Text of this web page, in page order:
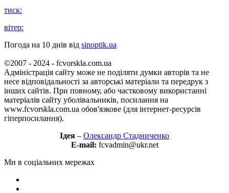
тиск:
вітер:
Погода на 10 днів від sinoptik.ua
©2007 - 2024 - fcvorskla.com.ua
Адміністрація сайту може не поділяти думки авторів та не
несе відповідальності за авторські матеріали та передрук з
інших сайтів. При повному, або частковому використанні
матеріалів сайту уболівальників, посилання на
www.fcvorskla.com.ua обов'язкове (для інтернет-ресурсів
гіперпосилання).
Ідея – Олександр Стадниченко
E-mail: fcvadmin@ukr.net
Ми в соціальних мережах